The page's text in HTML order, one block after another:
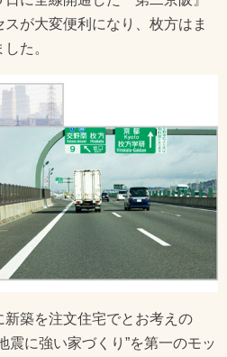
が大変便利になり、枚方はま
た。
新築を注文住宅でとお考えの
震に強い家づくり”を第一のモッ